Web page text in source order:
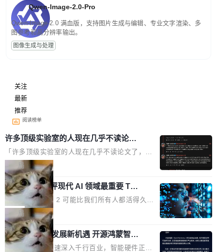
Qwen-Image-2.0-Pro
Qwen-Image-2.0 满血版，支持图片生成与编辑、专业文字渲染、多
图参考和高分辨率输出。
图像生成与处理
关注
最新
推荐
阅读榜单
许多顶级实验室的人现在几乎不读论文
了
「许多顶级实验室的人现在几乎不读论文了，而
且他们认为 ICLR/ICML/NeurIPS 充斥着大量过
度宣传和欺诈。」 OpenAI 研究员 Keller Jorda
n 这条推文引发了广泛讨论。他不是在说风凉
话，他是说出了一个圈内人尽皆知但很少公开捅
破的事实。 Jordan 随后补充了一句软化声明：
「我不认为这些会议上大部分论文都在过度宣传
或造假。问题是，作为读者，如果你筛选出那些
看起来最令人兴奋的论文，那它们大部分都是过
局
xAI 前工程师评现代 AI 领域最重要 Top
3 开源项目
Flash Attention 2 可能比我们所有人都活得久。
这句话不是来自某个技术博客，而是出自 Hieu
Pham 的一条推文。Hieu Pham 是谁？他是 xAI
的早期工程师之一，在 Grok 训练基础设施团队
工作过。近日他在 X 上发了一条帖子，列出了他
局
共商智能硬件发展新机遇 开源鸿蒙智能
硬件开发者日杭州站即将举行
随着万物智联加速深入千行百业，智能硬件正从